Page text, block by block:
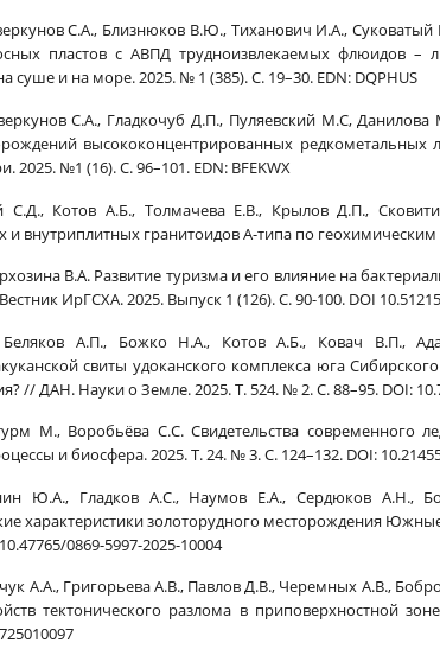
С.А., Близнюков В.Ю., Тиханович И.А.,
пластов с АВПД трудноизвлекаемых флюидов –
суше и на море. 2025. № 1 (385). С. 19–30. EDN: DQPHUS
С.А., Гладкочуб Д.П., Пуляевский М.С,
высококонцентрированных
2025. №1 (16). С. 96–101. EDN: BFEKWX
С.Д., Котов А.Б., Толмачева Е.В., Крылов Д.П.,
и внутриплитных гранитоидов А-типа по
В.А. Развитие туризма и его влияние на
ИрГСХА. 2025. Выпуск 1 (126). С. 90-100. DOI
А.П., Божко Н.А., Котов А.Б., Ковач В.П.,
свиты удоканского комплекса юга
// ДАН. Науки о Земле. 2025. Т. 524. № 2. С. 88–95. DOI:
М., Воробьёва С.С. Свидетельства современного
и биосфера. 2025. Т. 24. № 3. С. 124–132. DOI:
Ю.А., Гладков А.С., Наумов Е.А., Сердюков А.Н.,
характеристики золоторудного месторождения
0869-5997-2025-10004
А.А., Григорьева А.В., Павлов Д.В., Черемных А.В.,
тектонического разлома в приповерхностной